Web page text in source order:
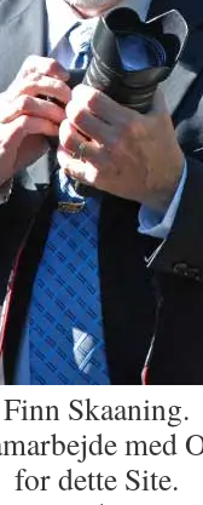
Finn Skaaning.
med
for dette Site.